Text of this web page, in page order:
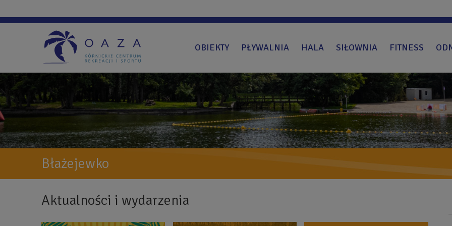
do
OBIEKTY PŁYWALNIA HALA SIŁOWNIA FITNESS
Błażejewko
Back
top
Aktualności i wydarzenia